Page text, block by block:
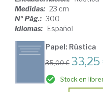
Medidas: 23 cm
Nº Pág.: 300
Idiomas: Español
Papel: Rústica
35,00 € 33,25
Stock en